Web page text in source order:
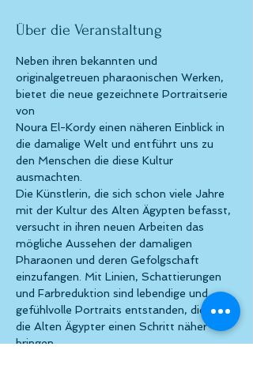
Über die Veranstaltung
Neben ihren bekannten und
originalgetreuen pharaonischen Werken,
bietet die neue gezeichnete Portraitserie
von
Noura El-Kordy einen näheren Einblick in
die damalige Welt und entführt uns zu
den Menschen die diese Kultur
ausmachten.
Die Künstlerin, die sich schon viele Jahre
mit der Kultur des Alten Ägypten befasst,
versucht in ihren neuen Arbeiten das
mögliche Aussehen der damaligen
Pharaonen und deren Gefolgschaft
einzufangen. Mit Linien, Schattierungen
und Farbreduktion sind lebendige und
gefühlvolle Portraits entstanden, die uns
die Alten Ägypter einen Schritt näher
bringen.